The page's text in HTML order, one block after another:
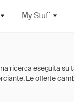
My Stuff